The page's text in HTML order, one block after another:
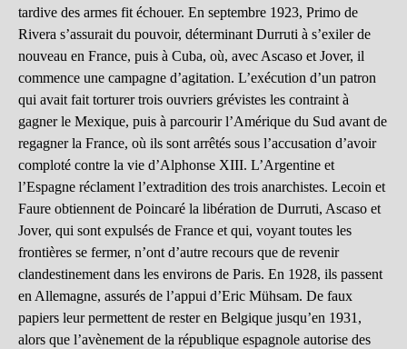
tardive des armes fit échouer. En septembre 1923, Primo de
Rivera s’assurait du pouvoir, déterminant Durruti à s’exiler de
nouveau en France, puis à Cuba, où, avec Ascaso et Jover, il
commence une campagne d’agitation. L’exécution d’un patron
qui avait fait torturer trois ouvriers grévistes les contraint à
gagner le Mexique, puis à parcourir l’Amérique du Sud avant de
regagner la France, où ils sont arrêtés sous l’accusation d’avoir
comploté contre la vie d’Alphonse XIII. L’Argentine et
l’Espagne réclament l’extradition des trois anarchistes. Lecoin et
Faure obtiennent de Poincaré la libération de Durruti, Ascaso et
Jover, qui sont expulsés de France et qui, voyant toutes les
frontières se fermer, n’ont d’autre recours que de revenir
clandestinement dans les environs de Paris. En 1928, ils passent
en Allemagne, assurés de l’appui d’Eric Mühsam. De faux
papiers leur permettent de rester en Belgique jusqu’en 1931,
alors que l’avènement de la république espagnole autorise des